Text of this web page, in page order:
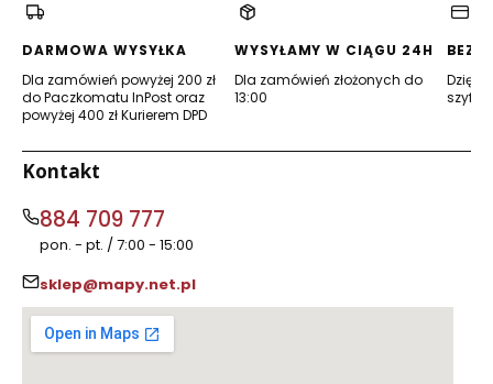
DARMOWA WYSYŁKA
Dla zamówień powyżej 200 zł
do Paczkomatu InPost oraz
powyżej 400 zł Kurierem DPD
WYSYŁAMY W CIĄGU 24H
Dla zamówień złożonych do
13:00
Dzięki
Kontakt
884 709 777
pon. - pt. / 7:00 - 15:00
sklep@mapy.net.pl